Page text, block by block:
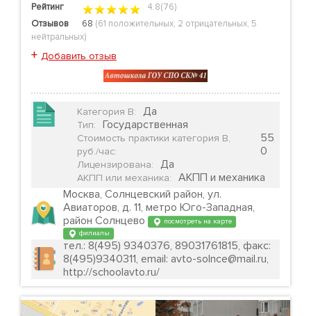
Рейтинг
4.8(76)
Отзывов
68 (61 положительных, 2 отрицательных, 5
нейтральных)
+ Добавить отзыв
Категория B: Да
Тип: Государственная
Стоимость практики категория B,
руб./час:
55
0
Лицензирована: Да
АКПП или механика:
АКПП и механика
Москва, Солнцевский район, ул.
Авиаторов, д. 11, метро Юго-Западная,
район Солнцево
посмотреть на карте
филиалы
тел.: 8(495) 9340376, 89031761815, факс:
8(495)9340311, email: avto-solnce@mail.ru,
http://schoolavto.ru/